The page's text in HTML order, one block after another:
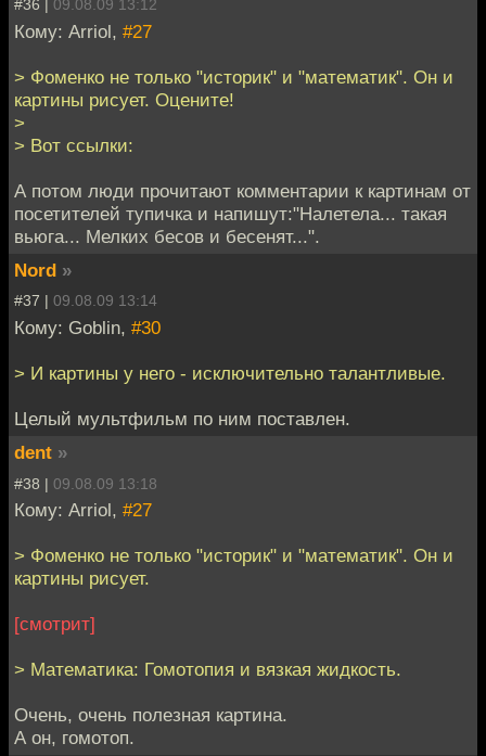
#36 | 09.08.09 13:12
Кому: Arriol, #27
> Фоменко не только "историк" и "математик". Он и
картины рисует. Оцените!
>
> Вот ссылки:
А потом люди прочитают комментарии к картинам от
посетителей тупичка и напишут:"Налетела... такая
вьюга... Мелких бесов и бесенят...".
Nord »
#37 | 09.08.09 13:14
Кому: Goblin, #30
> И картины у него - исключительно талантливые.
Целый мультфильм по ним поставлен.
dent »
#38 | 09.08.09 13:18
Кому: Arriol, #27
> Фоменко не только "историк" и "математик". Он и
картины рисует.
[смотрит]
> Математика: Гомотопия и вязкая жидкость.
Очень, очень полезная картина.
А он, гомотоп.